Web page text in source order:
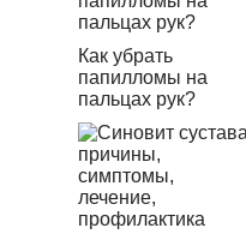
Как убрать
папилломы на
пальцах рук?